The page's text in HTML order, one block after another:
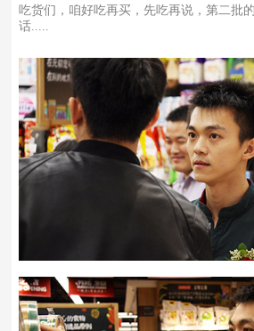
吃货们，咱好吃再买，先吃再说，第二批
话.....